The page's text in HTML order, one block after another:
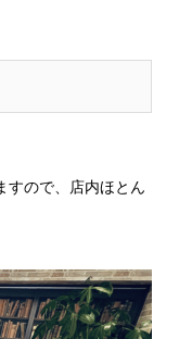
すので、店内ほとん